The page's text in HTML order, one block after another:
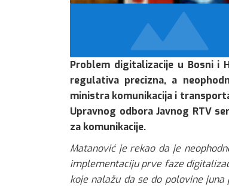
Problem digitalizacije u Bosni i
regulativa precizna, a
ministra komunikacija i
Upravnog odbora Javnog RTV
za komunikacije.
Matanović je rekao da je
implementaciju prve faze
koje nalažu da se do polovine